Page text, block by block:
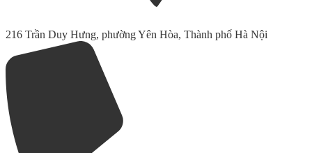
216 Trần Duy Hưng, phường Yên Hòa, Thành phố Hà Nội